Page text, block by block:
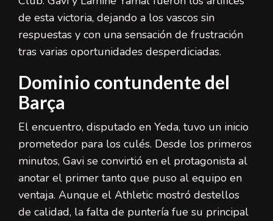
de esta victoria, dejando a los vascos sin
respuestas y con una sensación de frustración
tras varias oportunidades desperdiciadas.
Dominio contundente del
Barça
El encuentro, disputado en Yeda, tuvo un inicio
prometedor para los culés. Desde los primeros
minutos, Gavi se convirtió en el protagonista al
anotar el primer tanto que puso al equipo en
ventaja. Aunque el Athletic mostró destellos
de calidad, la falta de puntería fue su principal